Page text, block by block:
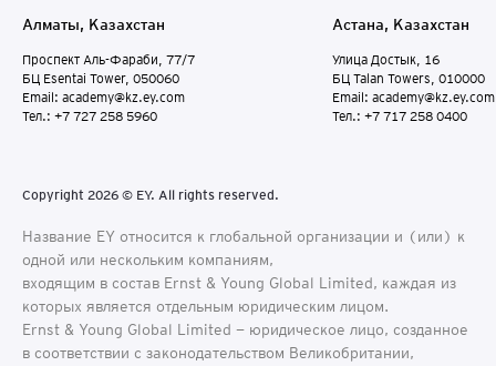
Алматы, Казахстан
Проспект Аль-Фараби, 77/7
БЦ Esentai Tower, 050060
Email: academy@kz.ey.com
Тел.: +7 727 258 5960
Астана, Казахстан
Улица Достык, 16
БЦ Talan Towers, 010000
Email: academy@kz.ey.com
Тел.: +7 717 258 0400
Copyright 2026 © EY. All rights reserved.
Название EY относится к глобальной организации и (или) к
одной или нескольким компаниям,
входящим в состав Ernst & Young Global Limited, каждая из
которых является отдельным юридическим лицом.
Ernst & Young Global Limited − юридическое лицо, созданное
в соответствии с законодательством Великобритании,